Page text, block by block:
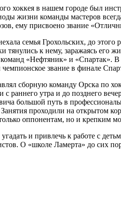
хоккея в нашем городе был
жизни команды мастеров
ему присвоено звание
семья Грохольских, до
тянулись к нему, заражаясь
«Нефтяник» и «Спартак».
чемпионское звание в финале
сборную команду Орска по
с раннего утра и до позднего
большой путь в
проходили на открытом
оппонентам, но и крепким
и привлечь к работе с
О «школе Ламерта» до сих